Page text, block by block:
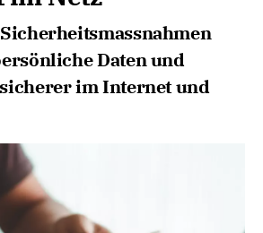
Daten und
im Internet und